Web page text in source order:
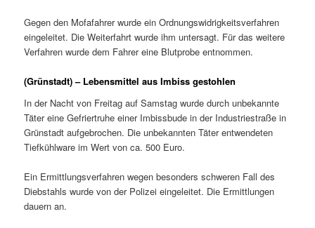
Gegen den Mofafahrer wurde ein Ordnungswidrigkeitsverfahren
eingeleitet. Die Weiterfahrt wurde ihm untersagt. Für das weitere
Verfahren wurde dem Fahrer eine Blutprobe entnommen.
(Grünstadt) – Lebensmittel aus Imbiss gestohlen
In der Nacht von Freitag auf Samstag wurde durch unbekannte
Täter eine Gefriertruhe einer Imbissbude in der Industriestraße in
Grünstadt aufgebrochen. Die unbekannten Täter entwendeten
Tiefkühlware im Wert von ca. 500 Euro.
Ein Ermittlungsverfahren wegen besonders schweren Fall des
Diebstahls wurde von der Polizei eingeleitet. Die Ermittlungen
dauern an.